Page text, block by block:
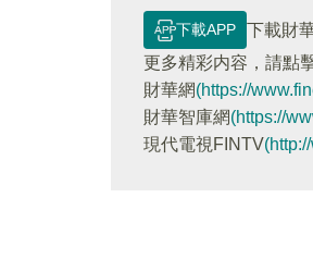
下載APP
下載財
更多精彩内容，請點
財華網(https://
財華智庫網(https://
現代電視FINTV